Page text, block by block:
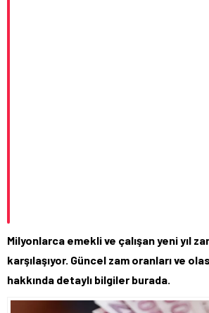
Milyonlarca emekli ve çalışan yeni yıl
karşılaşıyor. Güncel zam oranları ve
hakkında detaylı bilgiler burada.